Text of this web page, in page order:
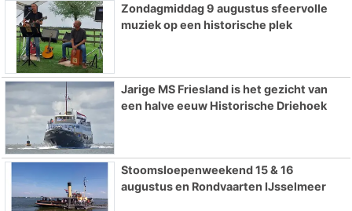
Zondagmiddag 9 augustus sfeervolle
muziek op een historische plek
Jarige MS Friesland is het gezicht van
een halve eeuw Historische Driehoek
Stoomsloepenweekend 15 & 16
augustus en Rondvaarten IJsselmeer